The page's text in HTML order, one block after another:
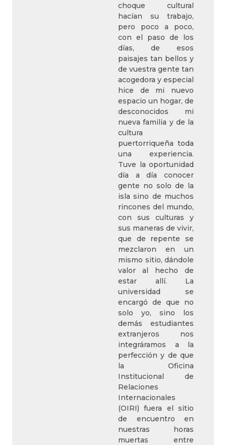
choque cultural
hacían su trabajo,
pero poco a poco,
con el paso de los
días, de esos
paisajes tan bellos y
de vuestra gente tan
acogedora y especial
hice de mi nuevo
espacio un hogar, de
desconocidos mi
nueva familia y de la
cultura
puertorriqueña toda
una experiencia.
Tuve la oportunidad
día a día conocer
gente no solo de la
isla sino de muchos
rincones del mundo,
con sus culturas y
sus maneras de vivir,
que de repente se
mezclaron en un
mismo sitio, dándole
valor al hecho de
estar allí. La
universidad se
encargó de que no
solo yo, sino los
demás estudiantes
extranjeros nos
integráramos a la
perfección y de que
la Oficina
Institucional de
Relaciones
Internacionales
(OIRI) fuera el sitio
de encuentro en
nuestras horas
muertas entre